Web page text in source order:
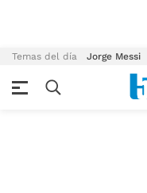
Temas del día Jorge Messi